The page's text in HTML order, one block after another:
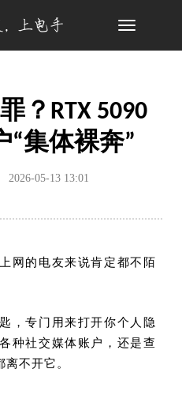
Toggle
？RTX 5090
“集体裸奔”
2026-05-13 13:01
网的电友来说肯定都不陌
，专门用来打开你个人隐
种社交媒体账户，还是查
不开它。